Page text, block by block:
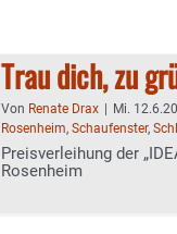
Trau dich, zu
Von Renate Drax Mi.
Rosenheim, Schaufenster,
Preisverleihung der
Rosenheim